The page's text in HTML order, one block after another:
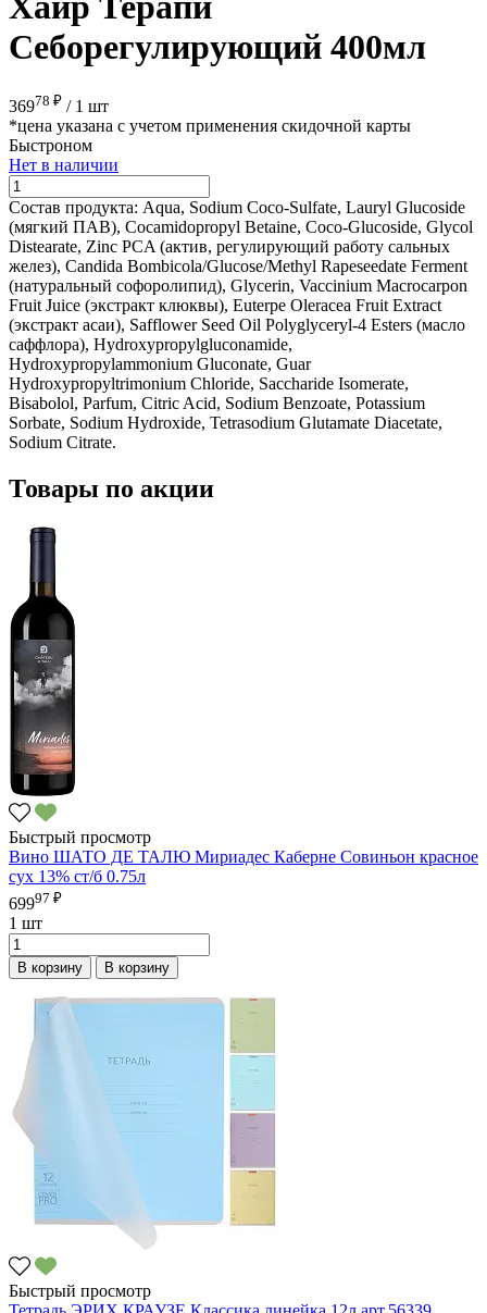
Себорегулирующий 400мл
36978 ₽ / 1 шт
*цена указана с учетом применения скидочной карты
Быстроном
Нет в наличии
Состав продукта: Aqua, Sodium Coco-Sulfate, Lauryl Glucoside
(мягкий ПАВ), Cocamidopropyl Betaine, Coco-Glucoside, Glycol
Distearate, Zinc PCA (актив, регулирующий работу сальных
желез), Candida Bombicola/Glucose/Methyl Rapeseedate Ferment
(натуральный софоролипид), Glycerin, Vaccinium Macrocarpon
Fruit Juice (экстракт клюквы), Euterpe Oleracea Fruit Extract
(экстракт асаи), Safflower Seed Oil Polyglyceryl-4 Esters (масло
саффлора), Hydroxypropylgluconamide,
Hydroxypropylammonium Gluconate, Guar
Hydroxypropyltrimonium Chloride, Saccharide Isomerate,
Bisabolol, Parfum, Сitric Acid, Sodium Benzoate, Potassium
Sorbate, Sodium Hydroxide, Tetrasodium Glutamate Diacetate,
Sodium Citrate.
Товары по акции
Быстрый просмотр
Вино ШАТО ДЕ ТАЛЮ Мириадес Каберне Совиньон красное
сух 13% ст/б 0.75л
69997 ₽
1 шт
В корзину В корзину
Быстрый просмотр